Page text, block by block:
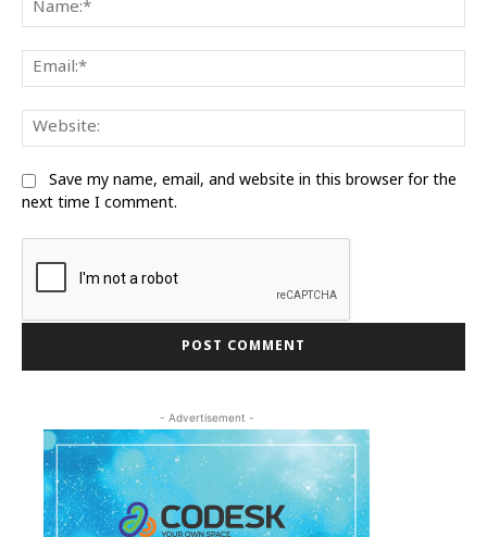
Save my name, email, and website in this browser for the
next time I comment.
- Advertisement -